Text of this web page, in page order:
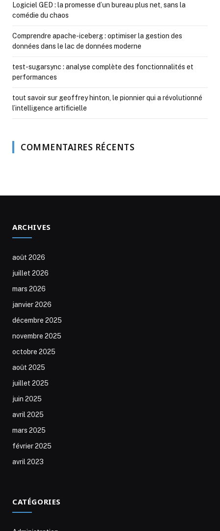
Logiciel GED : la promesse d’un bureau plus net, sans la
comédie du chaos
Comprendre apache-iceberg : optimiser la gestion des
données dans le lac de données moderne
test-sugarsync : analyse complète des fonctionnalités et
performances
tout savoir sur geoffrey hinton, le pionnier qui a révolutionné
l’intelligence artificielle
COMMENTAIRES RÉCENTS
ARCHIVES
août 2026
juillet 2026
mars 2026
janvier 2026
décembre 2025
novembre 2025
octobre 2025
août 2025
juillet 2025
juin 2025
avril 2025
mars 2025
février 2025
avril 2023
CATÉGORIES